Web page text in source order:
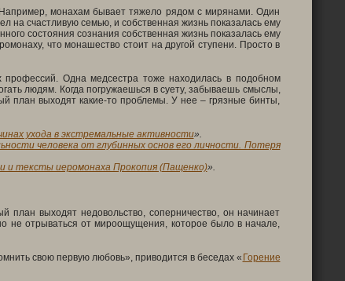
монахам бывает тяжело рядом с мирянами. Один
на счастливую семью, и собственная жизнь показалась ему
состояния сознания собственная жизнь показалась ему
что монашество стоит на другой ступени. Просто в
профессий. Одна медсестра тоже находилась в подобном
людям. Когда погружаешься в суету, забываешь смыслы,
план выходят какие-то проблемы. У нее – грязные бинты,
ухода в экстремальные активности».
человека от глубинных основ его личности. Потеря
и тексты иеромонаха Прокопия (Пащенко)».
выходят недовольство, соперничество, он начинает
не отрываться от мироощущения, которое было в начале,
свою первую любовь», приводится в беседах « Горение